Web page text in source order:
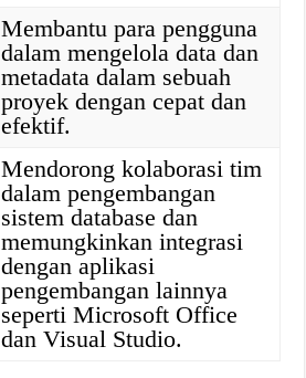
Membantu para pengguna
dalam mengelola data dan
metadata dalam sebuah
proyek dengan cepat dan
efektif.
Mendorong kolaborasi tim
dalam pengembangan
sistem database dan
memungkinkan integrasi
dengan aplikasi
pengembangan lainnya
seperti Microsoft Office
dan Visual Studio.